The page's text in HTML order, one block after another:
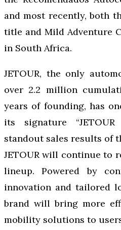
and most recently, both
title and Mild Adventure
in South Africa.
JETOUR, the only
over 2.2 million
years of founding, has
its signature
standout sales results of
JETOUR will continue to
lineup. Powered by
innovation and tailored
brand will bring more
mobility solutions to